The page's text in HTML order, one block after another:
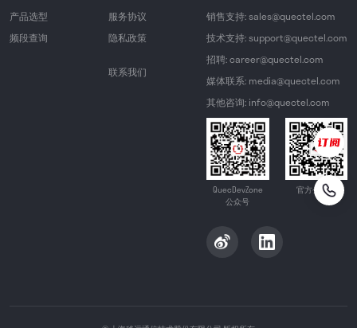
产品选型
频段查询
服务协议
隐私政策
联系我们
销售支持: sales@quectel.com
技术支持: support@quectel.com
招聘: career@quectel.com
媒体联系: media@quectel.com
其他咨询: info@quectel.com
QuecDevZone
公众号
官方公众号